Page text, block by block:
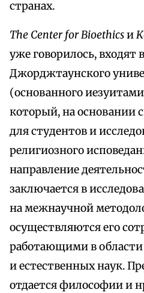
странах.
The Center for Bioethicsи
уже говорилось, входят
Джорджтаунского
(основанного иезуитами
который, на основании
для студентов и
религиозного
направление
заключается в
на межнаучной
осуществляются его
работающими в
и естественных наук.
отдается философии и